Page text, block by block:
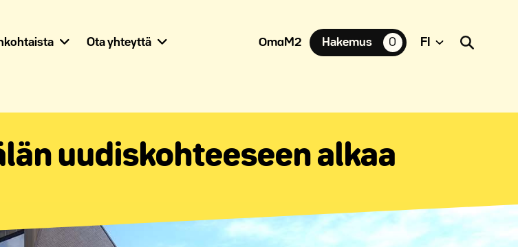
Ota yhteyttä OmaM2 Hakemus
suosikkiasuntoja,
0
uudiskohteeseen alkaa